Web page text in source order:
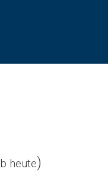
heute)